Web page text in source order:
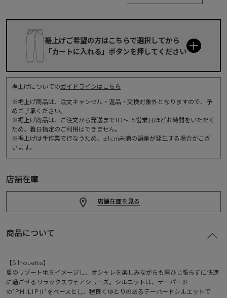
裾上げご希望の方はこちらで選択してから
「カートに入れる」ボタンを押してください
裾上げについてのガイドラインはこちら
※裾上げ商品は、注文キャンセル・返品・交換対象外となりますので、予
めご了承ください。
※裾上げ商品は、ご注文から発送まで10～15営業日ほどお時間をいただく
ため、着日指定のご利用はできません。
※裾上げは手作業で行なうため、±1cm未満の誤差が発生する場合がござ
います。
店舗在庫
店舗在庫を見る
商品について
【Silhouette】
夏のリゾート地をイメージし、オシャレを楽しみながらも肩ひじ張らずに快適
に過ごせるリラックスウェアシリーズ。シルエットは、テーパード
の"PHILIPⅡ"をベースとし、程良くゆとりのあるテーパードシルエットで